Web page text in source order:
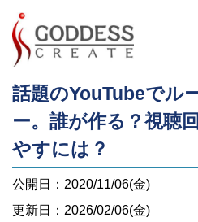
話題のYouTubeでル
ー。誰が作る？視聴
やすには？
公開日：2020/11/06(金)
更新日：2026/02/06(金)